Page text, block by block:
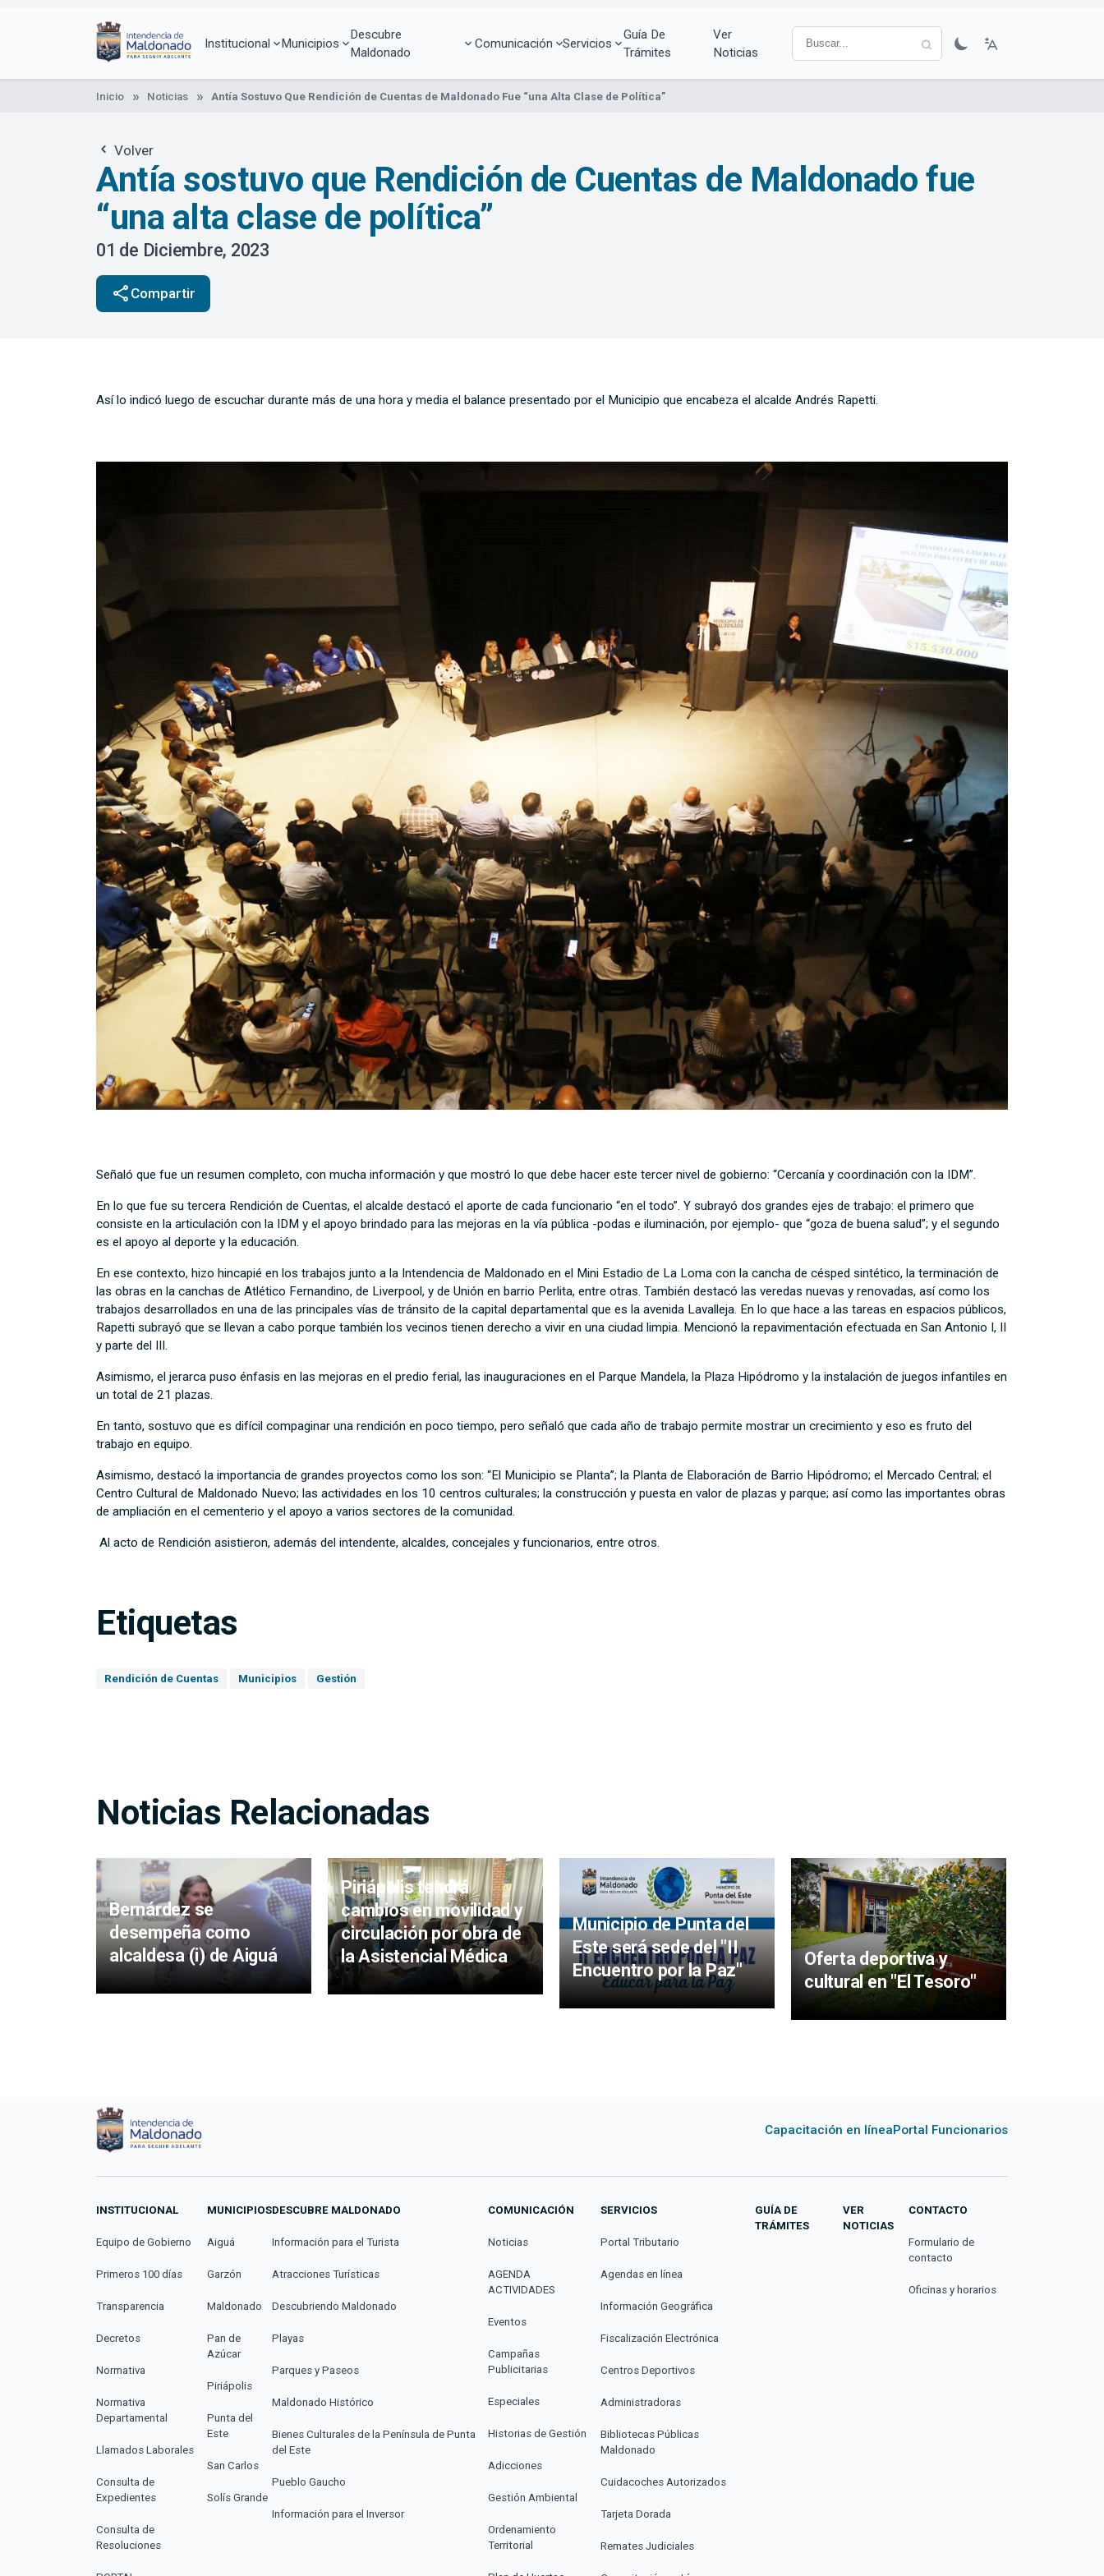
Institucional Municipios
Descubre
Maldonado
Comunicación Servicios
Guía De
Trámites
Ver
Noticias
Inicio Noticias Antía Sostuvo Que Rendición de Cuentas de Maldonado Fue “una Alta Clase de Política”
Volver
Antía sostuvo que Rendición de Cuentas de Maldonado fue
“una alta clase de política”
01 de Diciembre, 2023
share Compartir
Así lo indicó luego de escuchar durante más de una hora y media el balance presentado por el Municipio que encabeza el alcalde Andrés Rapetti.
Señaló que fue un resumen completo, con mucha información y que mostró lo que debe hacer este tercer nivel de gobierno: “Cercanía y coordinación con la IDM”.
En lo que fue su tercera Rendición de Cuentas, el alcalde destacó el aporte de cada funcionario “en el todo”. Y subrayó dos grandes ejes de trabajo: el primero que
consiste en la articulación con la IDM y el apoyo brindado para las mejoras en la vía pública -podas e iluminación, por ejemplo- que “goza de buena salud”; y el segundo
es el apoyo al deporte y la educación.
En ese contexto, hizo hincapié en los trabajos junto a la Intendencia de Maldonado en el Mini Estadio de La Loma con la cancha de césped sintético, la terminación de
las obras en la canchas de Atlético Fernandino, de Liverpool, y de Unión en barrio Perlita, entre otras. También destacó las veredas nuevas y renovadas, así como los
trabajos desarrollados en una de las principales vías de tránsito de la capital departamental que es la avenida Lavalleja. En lo que hace a las tareas en espacios públicos,
Rapetti subrayó que se llevan a cabo porque también los vecinos tienen derecho a vivir en una ciudad limpia. Mencionó la repavimentación efectuada en San Antonio I, II
y parte del III.
Asimismo, el jerarca puso énfasis en las mejoras en el predio ferial, las inauguraciones en el Parque Mandela, la Plaza Hipódromo y la instalación de juegos infantiles en
un total de 21 plazas.
En tanto, sostuvo que es difícil compaginar una rendición en poco tiempo, pero señaló que cada año de trabajo permite mostrar un crecimiento y eso es fruto del
trabajo en equipo.
Asimismo, destacó la importancia de grandes proyectos como los son: “El Municipio se Planta”; la Planta de Elaboración de Barrio Hipódromo; el Mercado Central; el
Centro Cultural de Maldonado Nuevo; las actividades en los 10 centros culturales; la construcción y puesta en valor de plazas y parque; así como las importantes obras
de ampliación en el cementerio y el apoyo a varios sectores de la comunidad.
Al acto de Rendición asistieron, además del intendente, alcaldes, concejales y funcionarios, entre otros.
Etiquetas
Rendición de Cuentas Municipios Gestión
Noticias Relacionadas
Bernárdez se
desempeña como
alcaldesa (i) de Aiguá
Piriápolis tendrá
cambios en movilidad y
circulación por obra de
la Asistencial Médica
Municipio de Punta del
Este será sede del "II
Encuentro por la Paz"
Oferta deportiva y
cultural en "El Tesoro"
Capacitación en líneaPortal Funcionarios
INSTITUCIONAL
Equipo de Gobierno
Primeros 100 días
Transparencia
Decretos
Normativa
Normativa
Departamental
Llamados Laborales
Consulta de
Expedientes
Consulta de
Resoluciones
MUNICIPIOS
Aiguá
Garzón
Maldonado
Pan de
Azúcar
Piriápolis
Punta del
Este
San Carlos
Solís Grande
DESCUBRE MALDONADO
Información para el Turista
Atracciones Turísticas
Descubriendo Maldonado
Playas
Parques y Paseos
Maldonado Histórico
Bienes Culturales de la Península de Punta
del Este
Pueblo Gaucho
Información para el Inversor
COMUNICACIÓN
Noticias
AGENDA
ACTIVIDADES
Eventos
Campañas
Publicitarias
Especiales
Historias de Gestión
Adicciones
Gestión Ambiental
Ordenamiento
Territorial
SERVICIOS
Portal Tributario
Agendas en línea
Información Geográfica
Fiscalización Electrónica
Centros Deportivos
Administradoras
Bibliotecas Públicas
Maldonado
Cuidacoches Autorizados
Tarjeta Dorada
Remates Judiciales
GUÍA DE
TRÁMITES
VER
NOTICIAS
CONTACTO
Formulario de
contacto
Oficinas y horarios